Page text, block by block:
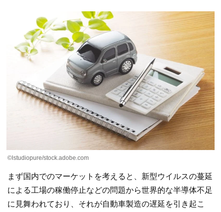
©lstudiopure/stock.adobe.com
まず国内でのマーケットを考えると、新型ウイルスの蔓延
による工場の稼働停止などの問題から世界的な半導体不足
に見舞われており、それが自動車製造の遅延を引き起こ